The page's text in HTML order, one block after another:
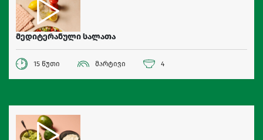
მედიტერანული სალათა
15 წუთი მარტივი 4